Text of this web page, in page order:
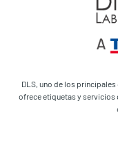
DLS, uno de los
ofrece etiquetas y servicios